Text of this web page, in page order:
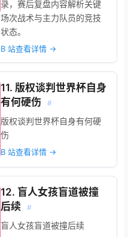
录，赛后复盘内容解析关键
场次战术与主力队员的竞技
状态。
B 站查看详情 →
11. 版权谈判世界杯自身
有何硬伤
#
版权谈判世界杯自身有何硬
伤
B 站查看详情 →
12. 盲人女孩盲道被撞
后续
#
盲人女孩盲道被撞后续